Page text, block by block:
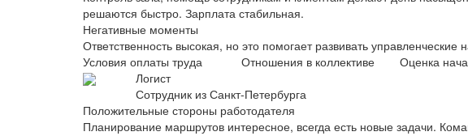
решаются быстро. Зарплата стабильная.
Негативные моменты
Ответственность высокая, но это помогает развивать управленческие
Условия оплаты труда
Отношения в коллективе Оценка
Логист
Сотрудник из Санкт-Петербурга
Положительные стороны работодателя
Планирование маршрутов интересное, всегда есть новые задачи.